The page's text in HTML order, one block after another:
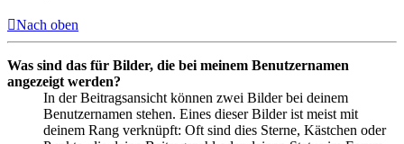
Nach oben
Was sind das für Bilder, die bei meinem Benutzernamen
angezeigt werden?
In der Beitragsansicht können zwei Bilder bei deinem
Benutzernamen stehen. Eines dieser Bilder ist meist mit
deinem Rang verknüpft: Oft sind dies Sterne, Kästchen oder